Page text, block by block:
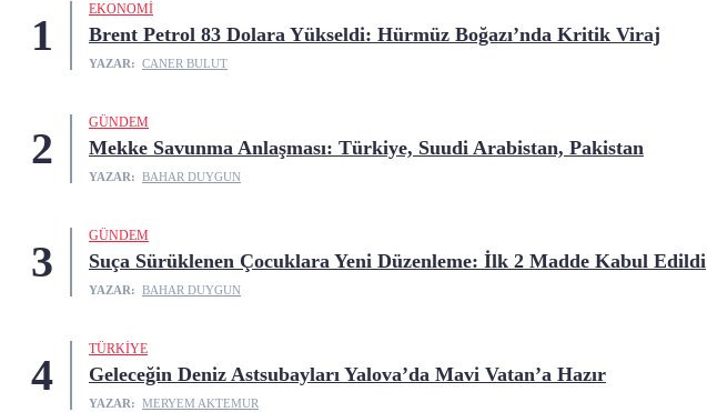
1
EKONOMI
Brent Petrol 83 Dolara Yükseldi: Hürmüz Boğazı’nda Kritik Viraj
YAZAR: CANER BULUT
2
GÜNDEM
Mekke Savunma Anlaşması: Türkiye, Suudi Arabistan, Pakistan
YAZAR: BAHAR DUYGUN
3
GÜNDEM
Suça Sürüklenen Çocuklara Yeni Düzenleme: İlk 2 Madde Kabul Edildi
YAZAR: BAHAR DUYGUN
4
TÜRKIYE
Geleceğin Deniz Astsubayları Yalova’da Mavi Vatan’a Hazır
YAZAR: MERYEM AKTEMUR